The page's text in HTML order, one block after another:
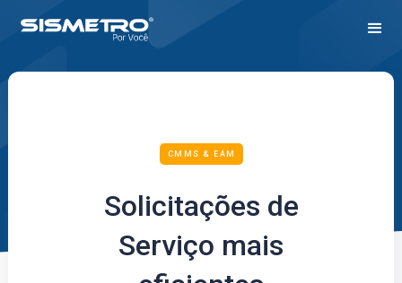
CMMS & EAM
Solicitações de
Serviço mais